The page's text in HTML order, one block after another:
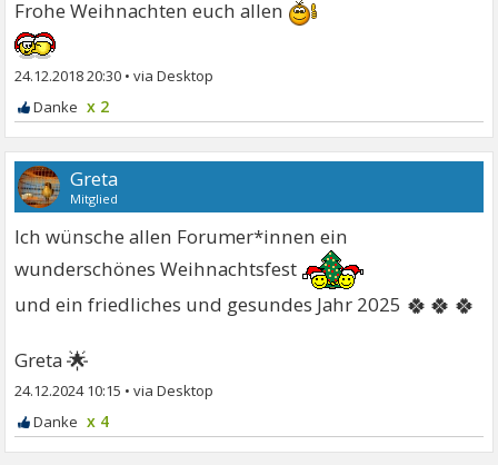
Frohe Weihnachten euch allen
24.12.2018 20:30 •
x 2
Greta
Mitglied
Ich wünsche allen Forumer*innen ein
wunderschönes Weihnachtsfest
und ein friedliches und gesundes Jahr 2025 🍀🍀🍀
Greta🌟
24.12.2024 10:15 •
x 4